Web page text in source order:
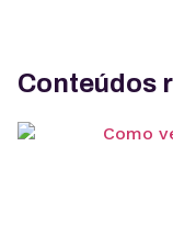
Conteúdos